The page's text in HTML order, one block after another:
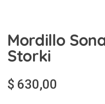
Mordillo
Storki
$ 630,00